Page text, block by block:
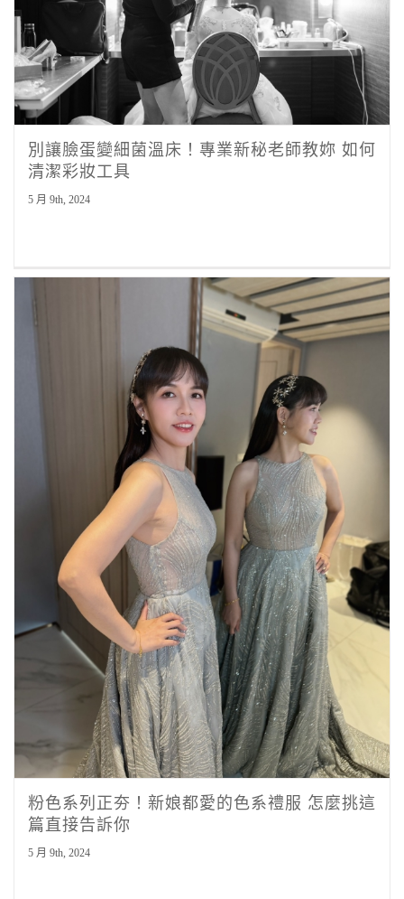
別讓臉蛋變細菌溫床！專業新秘老師教妳 如何
清潔彩妝工具
5 月 9th, 2024
粉色系列正夯！新娘都愛的色系禮服 怎麼挑這
篇直接告訴你
5 月 9th, 2024